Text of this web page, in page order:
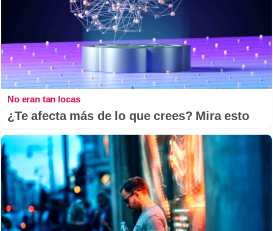
No eran tan locas
¿Te afecta más de lo que crees? Mira esto